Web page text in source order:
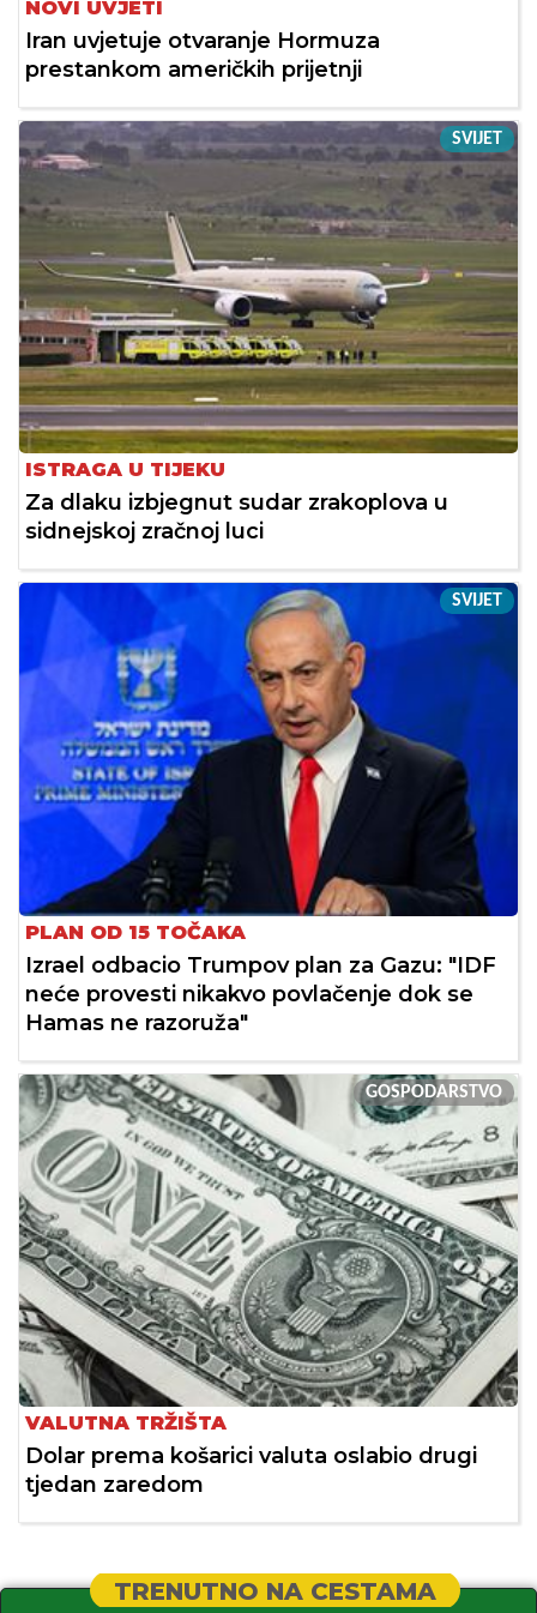
NOVI UVJETI
Iran uvjetuje otvaranje Hormuza
prestankom američkih prijetnji
SVIJET
ISTRAGA U TIJEKU
Za dlaku izbjegnut sudar zrakoplova u
sidnejskoj zračnoj luci
SVIJET
PLAN OD 15 TOČAKA
Izrael odbacio Trumpov plan za Gazu: "IDF
neće provesti nikakvo povlačenje dok se
Hamas ne razoruža"
GOSPODARSTVO
VALUTNA TRŽIŠTA
Dolar prema košarici valuta oslabio drugi
tjedan zaredom
TRENUTNO NA CESTAMA